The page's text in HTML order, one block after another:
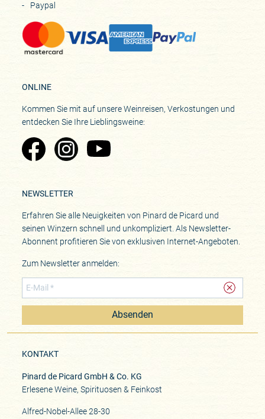
Paypal
ONLINE
Kommen Sie mit auf unsere Weinreisen, Verkostungen und
entdecken Sie Ihre Lieblingsweine:
Zu Pinard's Facebook-Seite
Zu Pinard's Instagram-Seite
Zu Pinard's YouTube-Seite
NEWSLETTER
Erfahren Sie alle Neuigkeiten von Pinard de Picard und
seinen Winzern schnell und unkompliziert. Als Newsletter-
Abonnent profitieren Sie von exklusiven Internet-Angeboten.
Zum Newsletter anmelden:
Absenden
KONTAKT
Pinard de Picard GmbH & Co. KG
Erlesene Weine, Spirituosen & Feinkost
Alfred-Nobel-Allee 28-30